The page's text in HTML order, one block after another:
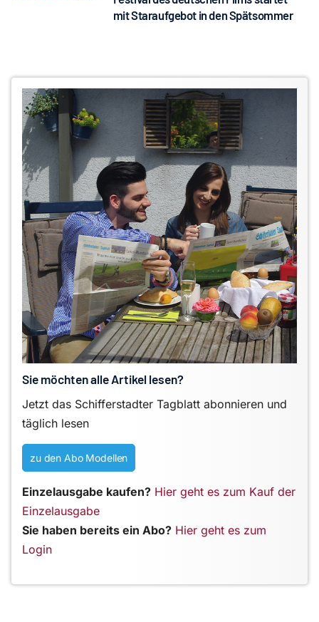
mit Staraufgebot in den Spätsommer
Sie möchten alle Artikel lesen?
Jetzt das Schifferstadter Tagblatt abonnieren und
täglich lesen
zu den Abo Modellen
Einzelausgabe kaufen? Hier geht es zum Kauf der
Einzelausgabe
Sie haben bereits ein Abo? Hier geht es zum
Login